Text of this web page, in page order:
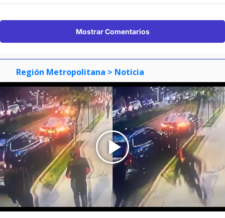
Mostrar Comentarios
Región Metropolitana > Noticia